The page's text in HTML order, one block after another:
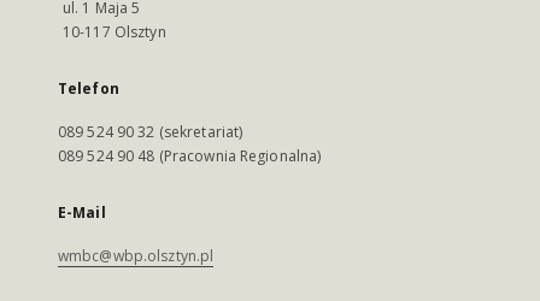
ul. 1 Maja 5
10-117 Olsztyn
Telefon
089 524 90 32 (sekretariat)
089 524 90 48 (Pracownia Regionalna)
E-Mail
wmbc@wbp.olsztyn.pl